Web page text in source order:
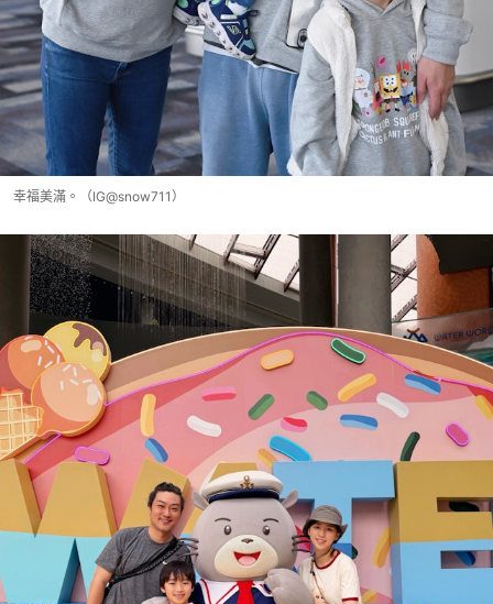
幸福美滿。（IG@snow711）